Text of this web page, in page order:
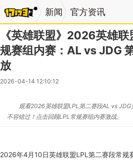
新闻 官方资讯
《英雄联盟》2026英雄
规赛组内赛：AL vs JDG
放
2026-04-14 12:10:12
观看2026英雄联盟LPL第二赛段AL vs JDG
不容错过！点击回顾LPL常规赛组内赛激战。
2026年4月10日英雄联盟LPL第二赛段常规